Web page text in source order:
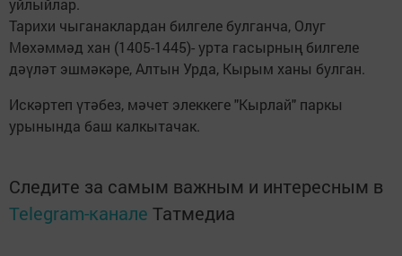
уйлыйлар.
Тарихи чыганаклардан билгеле булганча, Олуг
Мөхәммәд хан (1405-1445)- урта гасырның билгеле
дәүләт эшмәкәре, Алтын Урда, Кырым ханы булган.
Искәртеп үтәбез, мәчет элеккеге "Кырлай" паркы
урынында баш калкытачак.
Следите за самым важным и интересным в
Telegram-канале Татмедиа